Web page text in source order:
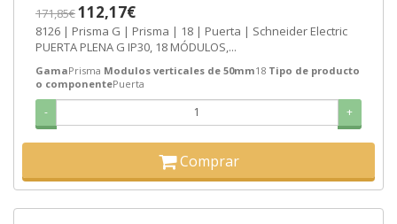
171,85€112,17€
8126 | Prisma G | Prisma | 18 | Puerta | Schneider Electric
PUERTA PLENA G IP30, 18 MÓDULOS,...
GamaPrisma Modulos verticales de 50mm18 Tipo de producto
o componentePuerta
- +
Comprar